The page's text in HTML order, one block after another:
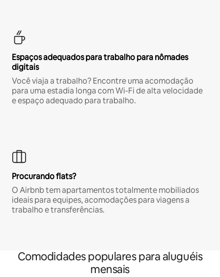
Espaços adequados para trabalho para nômades
digitais
Você viaja a trabalho? Encontre uma acomodação
para uma estadia longa com Wi-Fi de alta velocidade
e espaço adequado para trabalho.
Procurando flats?
O Airbnb tem apartamentos totalmente mobiliados
ideais para equipes, acomodações para viagens a
trabalho e transferências.
Comodidades populares para aluguéis
mensais